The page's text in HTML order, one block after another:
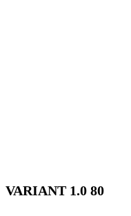
VARIANT 1.0 80